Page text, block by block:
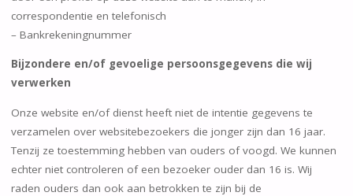
correspondentie en telefonisch
– Bankrekeningnummer
Bijzondere en/of gevoelige persoonsgegevens die wij
verwerken
Onze website en/of dienst heeft niet de intentie gegevens te
verzamelen over websitebezoekers die jonger zijn dan 16 jaar.
Tenzij ze toestemming hebben van ouders of voogd. We kunnen
echter niet controleren of een bezoeker ouder dan 16 is. Wij
raden ouders dan ook aan betrokken te zijn bij de